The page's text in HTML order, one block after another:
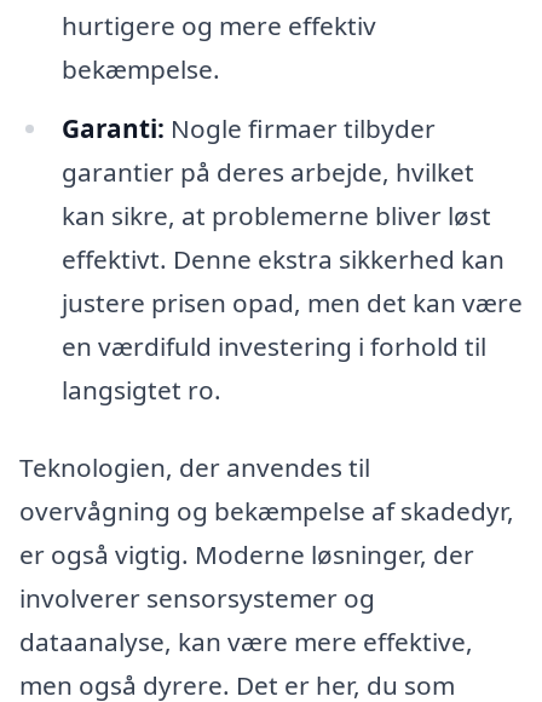
hurtigere og mere effektiv
bekæmpelse.
Garanti: Nogle firmaer tilbyder
garantier på deres arbejde, hvilket
kan sikre, at problemerne bliver løst
effektivt. Denne ekstra sikkerhed kan
justere prisen opad, men det kan være
en værdifuld investering i forhold til
langsigtet ro.
Teknologien, der anvendes til
overvågning og bekæmpelse af skadedyr,
er også vigtig. Moderne løsninger, der
involverer sensorsystemer og
dataanalyse, kan være mere effektive,
men også dyrere. Det er her, du som